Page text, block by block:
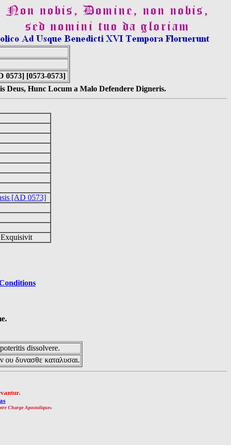
0573] [0573-0573]
Deus, Hunc Locum a Malo Defendere Digneris.
[AD 0573]
dissolvere.
ου δυνασθε καταλυσαι.
Charge Apostolique»